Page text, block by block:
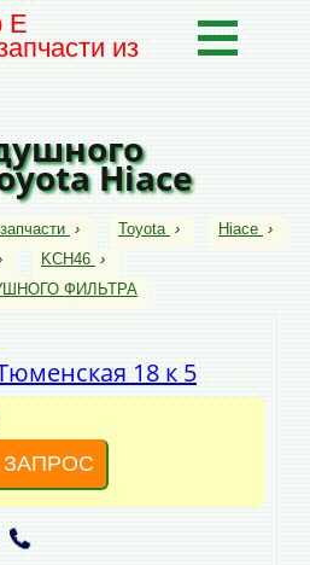
Е
из
Hiace
› Toyota › Hiace ›
KCH46 ›
ФИЛЬТРА
18 к 5
,